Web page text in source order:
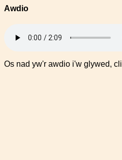
Awdio
Os nad yw'r awdio i'w glywed,